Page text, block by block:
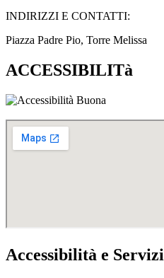
INDIRIZZI E CONTATTI:​
Piazza Padre Pio, Torre Melissa
ACCESSIBILITà
Accessibilità e Servizi